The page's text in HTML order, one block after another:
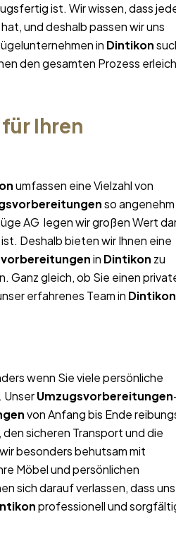
ist. Wir wissen, dass
und deshalb passen wir uns
in Dintikon
den gesamten Prozess
Ihren
umfassen eine Vielzahl von
so
AG legen wir großen Wert
Deshalb bieten wir Ihnen eine
in Dintikon zu
Ganz gleich, ob Sie einen
erfahrenes Team in Dintikon
wenn Sie viele persönliche
UnserUmzugsvorbereitungen
von Anfang bis Ende
sicheren Transport und die
besonders behutsam mit
Möbel und persönlichen
sich darauf verlassen, dass
professionell und